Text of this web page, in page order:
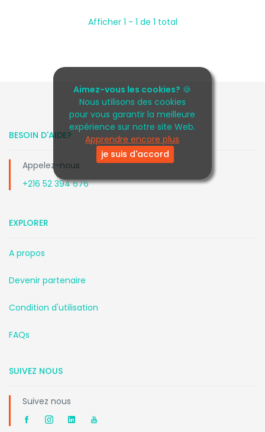
Aimez-vous les cookies? 🍪
Nous utilisons des cookies
pour vous garantir la meilleure
expérience sur notre site Web.
Apprendre encore plus
je suis d'accord
Afficher 1 - 1 de 1 total
BESOIN D'AIDE?
Appelez-nous
+216 52 394 676
EXPLORER
A propos
Devenir partenaire
Condition d'utilisation
FAQs
SUIVEZ NOUS
Suivez nous